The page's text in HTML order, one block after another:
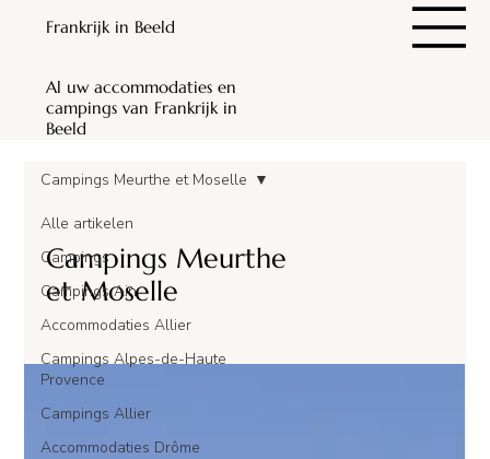
Frankrijk in Beeld
Al uw accommodaties en
campings van Frankrijk in
Beeld
Alle artikelen
Campings
Campings Ain
Accommodaties Allier
Campings Alpes-de-Haute
Provence
Campings Allier
Accommodaties Drôme
Campings Meurthe et Moselle
Campings Meurthe
et Moselle